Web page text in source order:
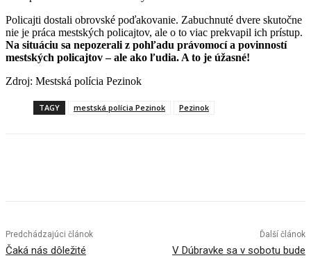
Policajti dostali obrovské poďakovanie. Zabuchnuté dvere skutočne
nie je práca mestských policajtov, ale o to viac prekvapil ich prístup.
Na situáciu sa nepozerali z pohľadu právomocí a povinností
mestských policajtov – ale ako ľudia. A to je úžasné!
Zdroj: Mestská polícia Pezinok
TAGY mestská polícia Pezinok Pezinok
Predchádzajúci článok
Čaká nás dôležité
Ďalší článok
V Dúbravke sa v sobotu bude